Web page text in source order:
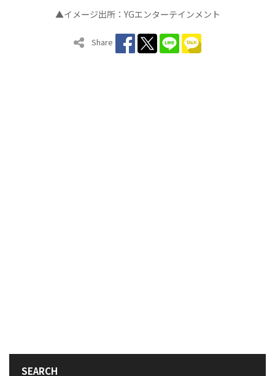
▲イメ ージ出所： YGエンタ ーテインメン ト
Share
SEARCH